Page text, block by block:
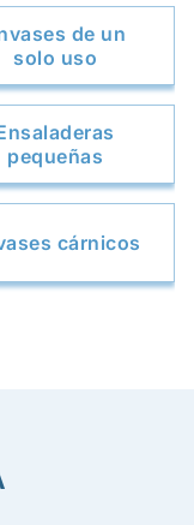
de un
solo uso
pequeñas
cárnicos